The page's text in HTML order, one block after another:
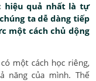
hiệu quả nhất là tự
ta dễ dàng tiếp
một cách chủ dộng
một cách học riêng,
năng của mình. Thế